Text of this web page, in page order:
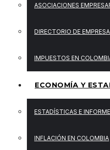
ASOCIACIONES
DIRECTORIO DE
IMPUESTOS EN
ECONOMÍA Y
ESTADÍSTICAS E
INFLACIÓN EN COLOMBIA